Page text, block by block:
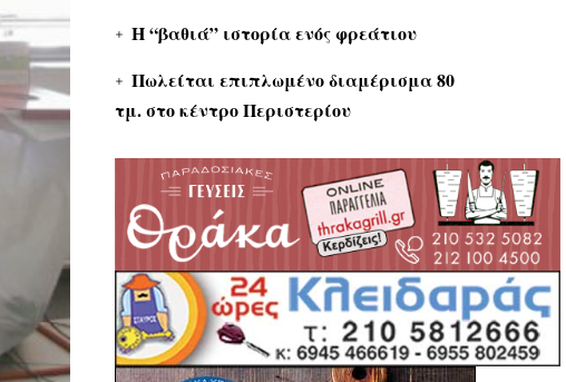
Η “βαθιά” ιστορία ενός φρεάτιου
Πωλείται επιπλωμένο διαμέρισμα 80
τμ. στο κέντρο Περιστερίου